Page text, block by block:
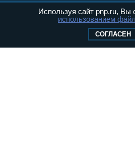
связи, информационных технологий и
массовых коммуникаций (Роскомнадзор)
Свидетельство о регистрации Эл № ФС77-
Используя сайт pnp.ru, Вы
использованием
СОГЛАСЕН